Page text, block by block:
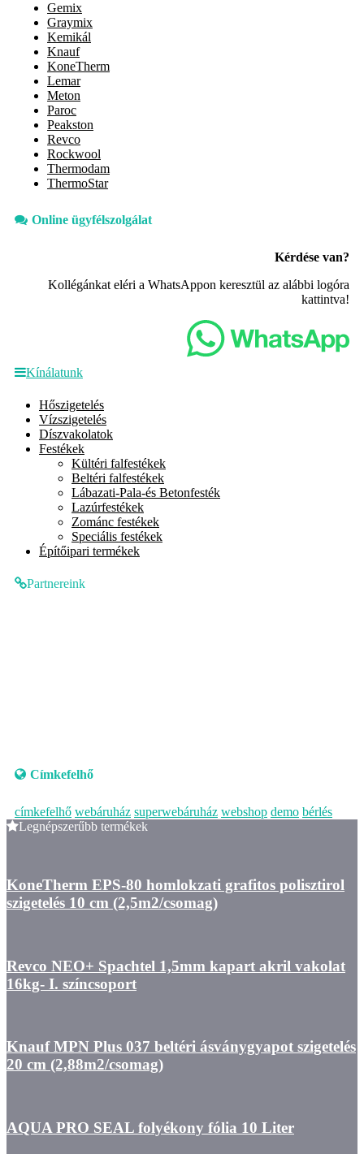
Gemix
Graymix
Kemikál
Knauf
KoneTherm
Lemar
Meton
Paroc
Peakston
Revco
Rockwool
Thermodam
ThermoStar
Online ügyfélszolgálat
Kérdése van?
Kollégánkat eléri a WhatsAppon keresztül az alábbi logóra
kattintva!
Kínálatunk
Hőszigetelés
Vízszigetelés
Díszvakolatok
Festékek
Kültéri falfestékek
Beltéri falfestékek
Lábazati-Pala-és Betonfesték
Lazúrfestékek
Zománc festékek
Speciális festékek
Építőipari termékek
Partnereink
Címkefelhő
címkefelhő webáruház superwebáruház webshop demo bérlés
Legnépszerűbb termékek
KoneTherm EPS-80 homlokzati grafitos polisztirol
szigetelés 10 cm (2,5m2/csomag)
Revco NEO+ Spachtel 1,5mm kapart akril vakolat
16kg- I. színcsoport
Knauf MPN Plus 037 beltéri ásványgyapot szigetelés
20 cm (2,88m2/csomag)
AQUA PRO SEAL folyékony fólia 10 Liter